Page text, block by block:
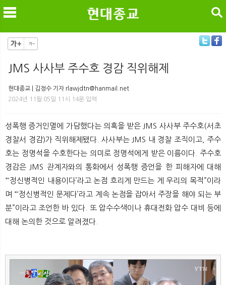
검색
JMS 사사부 주수호 경감 직위해제
현대종교 | 김정수 기자 rlawjdtn@hanmail.net
2024년 11월 05일 11시 14분 입력
성폭행 증거인멸에 가담했다는 의혹을 받은 JMS 사사부 주수호(서초
경찰서 경감)가 직위해제됐다. 사사부는 JMS 내 경찰 조직이고, 주수
호는 정명석을 수호한다는 의미로 정명석에게 받은 이름이다. 주수호
경감은 JMS 관계자와의 통화에서 성폭행 증언을 한 피해자에 대해
“‘정신병적인 내용이다’라고 논점 흐리게 만드는 게 우리의 목적”이라
며 “‘정신병적인 문제다’라고 계속 논점을 잡아서 주장을 해야 되는 부
분”이라고 조언한 바 있다. 또 압수수색이나 휴대전화 압수 대비 등에
대해 논의한 것으로 알려졌다.